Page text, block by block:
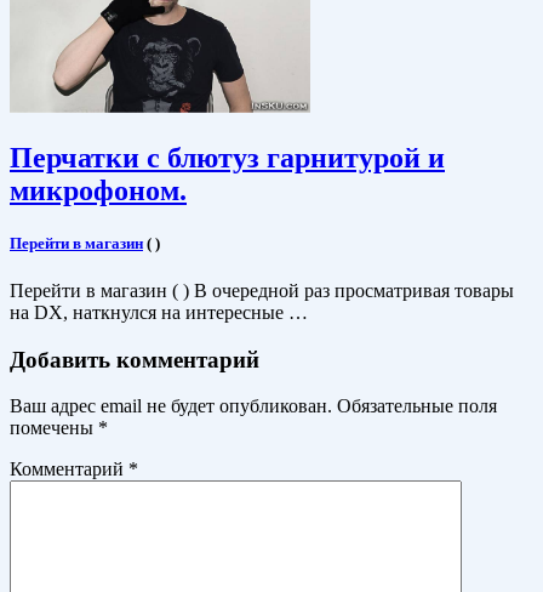
Перчатки с блютуз гарнитурой и
микрофоном.
Перейти в магазин ( )
Перейти в магазин ( ) В очередной раз просматривая товары
на DX, наткнулся на интересные …
Добавить комментарий
Ваш адрес email не будет опубликован. Обязательные поля
помечены *
Комментарий *